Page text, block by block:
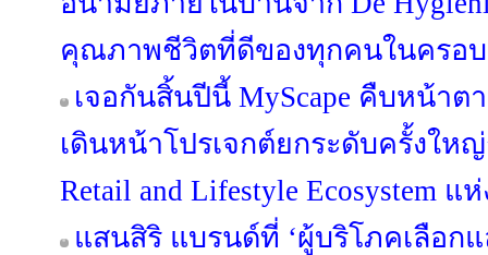
คุณภาพชีวิตที่ดีของทุกคนในครอ
เจอกันสิ้นปีนี้ MyScape คืบหน้า
เดินหน้าโปรเจกต์ยกระดับครั้งให
Retail and Lifestyle Ecosystem
แสนสิริ แบรนด์ที่ ‘ผู้บริโภคเลือกแ